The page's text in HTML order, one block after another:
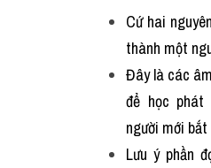
Cứ hai
thành một
Đây là các
để học
người mới bắt
Lưu ý phần